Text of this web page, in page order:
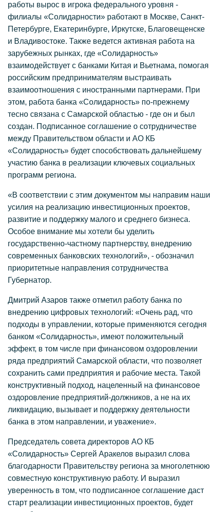
работы вырос в игрока федерального уровня -
филиалы «Солидарности» работают в Москве, Санкт-
Петербурге, Екатеринбурге, Иркутске, Благовещенске
и Владивостоке. Также ведется активная работа на
зарубежных рынках, где «Солидарность»
взаимодействует с банками Китая и Вьетнама, помогая
российским предпринимателям выстраивать
взаимоотношения с иностранными партнерами. При
этом, работа банка «Солидарность» по-прежнему
тесно связана с Самарской областью - где он и был
создан. Подписанное соглашение о сотрудничестве
между Правительством области и АО КБ
«Солидарность» будет способствовать дальнейшему
участию банка в реализации ключевых социальных
программ региона.
«В соответствии с этим документом мы направим наши
усилия на реализацию инвестиционных проектов,
развитие и поддержку малого и среднего бизнеса.
Особое внимание мы хотели бы уделить
государственно-частному партнерству, внедрению
современных банковских технологий», - обозначил
приоритетные направления сотрудничества
Губернатор.
Дмитрий Азаров также отметил работу банка по
внедрению цифровых технологий: «Очень рад, что
подходы в управлении, которые применяются сегодня
банком «Солидарность», имеют положительный
эффект, в том числе при финансовом оздоровлении
ряда предприятий Самарской области, что позволяет
сохранить сами предприятия и рабочие места. Такой
конструктивный подход, нацеленный на финансовое
оздоровление предприятий-должников, а не на их
ликвидацию, вызывает и поддержку деятельности
банка в этом направлении, и уважение».
Председатель совета директоров АО КБ
«Солидарность» Сергей Аракелов выразил слова
благодарности Правительству региона за многолетнюю
совместную конструктивную работу. И выразил
уверенность в том, что подписанное соглашение даст
старт реализации инвестиционных проектов, будет